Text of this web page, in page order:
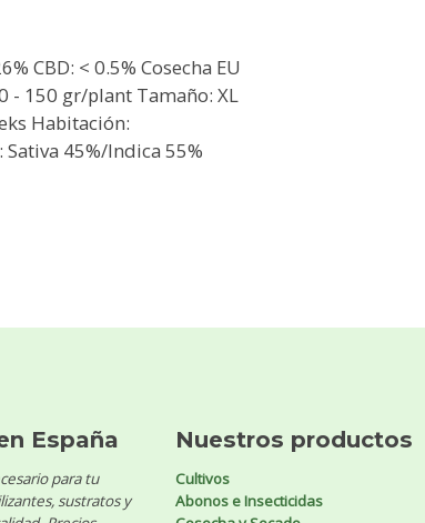
CBD: < 0.5% Cosecha EU
- 150 gr/plant Tamaño: XL
Habitación:
45%/Indica 55%
España
para tu
sustratos y
Nuestros productos
Cultivos
Abonos e Insecticidas